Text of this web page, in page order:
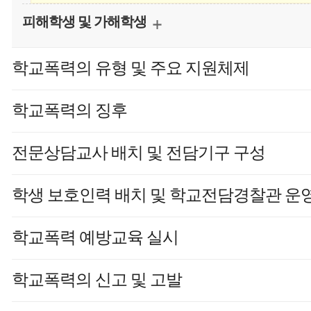
피해학생 및 가해학생
학교폭력의 유형 및 주요 지원체제
학교폭력의 징후
전문상담교사 배치 및 전담기구 구성
학생 보호인력 배치 및 학교전담경찰관 운
학교폭력 예방교육 실시
학교폭력의 신고 및 고발